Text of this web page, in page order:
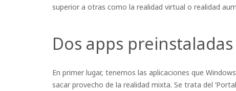
superior a otras como la realidad virtual o realidad
Dos apps
En primer lugar, tenemos las aplicaciones que
sacar provecho de la realidad mixta. Se trata del